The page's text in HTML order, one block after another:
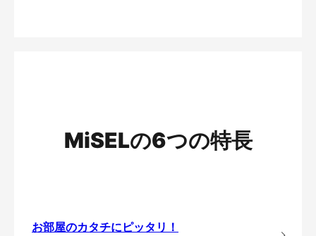
MiSELの6つの特長
お部屋のカタチにピッタリ！